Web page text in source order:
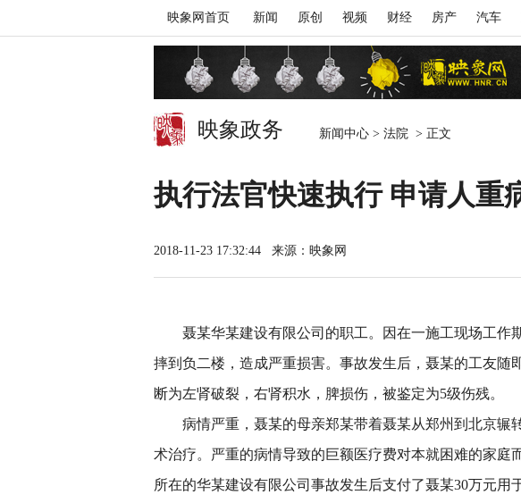
映象网首页 新闻 原创 视频 财经 房产 汽车
映象政务 新闻中心 > 法院 > 正文
执行法官快速执行 申请人重
2018-11-23 17:32:44 来源：映象网
聂某华某建设有限公司的职工。因在一施工现场工作
摔到负二楼，造成严重损害。事故发生后，聂某的工友随
断为左肾破裂，右肾积水，脾损伤，被鉴定为5级伤残。
病情严重，聂某的母亲郑某带着聂某从郑州到北京辗
术治疗。严重的病情导致的巨额医疗费对本就困难的家庭
所在的华某建设有限公司事故发生后支付了聂某30万元用